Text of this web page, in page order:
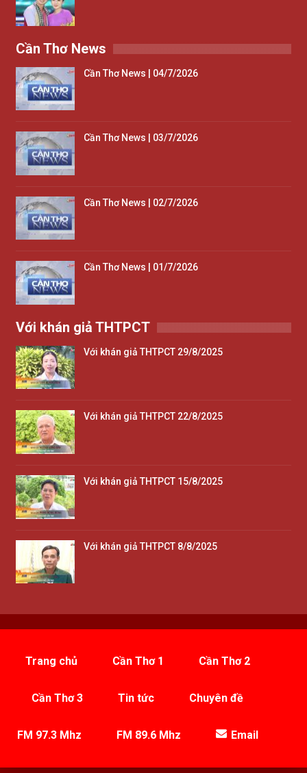
Cần Thơ News
Cần Thơ News | 04/7/2026
Cần Thơ News | 03/7/2026
Cần Thơ News | 02/7/2026
Cần Thơ News | 01/7/2026
Với khán giả THTPCT
Với khán giả THTPCT 29/8/2025
Với khán giả THTPCT 22/8/2025
Với khán giả THTPCT 15/8/2025
Với khán giả THTPCT 8/8/2025
Trang chủ Cần Thơ 1 Cần Thơ 2
Cần Thơ 3 Tin tức Chuyên đề
FM 97.3 Mhz FM 89.6 Mhz Email